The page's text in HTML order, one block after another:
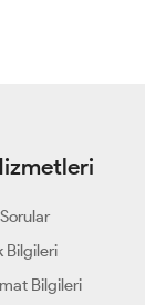
Bilgileri
Bilgileri